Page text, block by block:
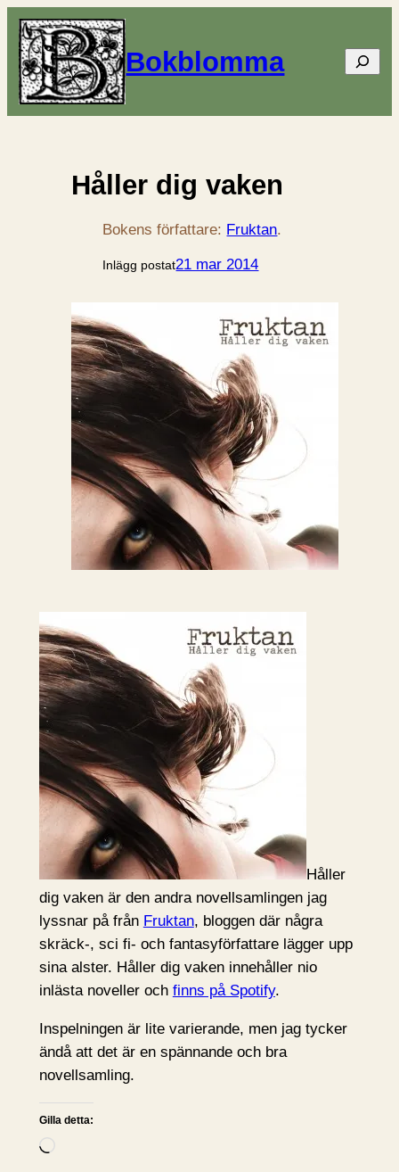
Bokblomma Sök
Håller dig vaken
Bokens författare: Fruktan.
Inlägg postat21 mar 2014
Håller
dig vaken är den andra novellsamlingen jag
lyssnar på från Fruktan, bloggen där några
skräck-, sci fi- och fantasyförfattare lägger upp
sina alster. Håller dig vaken innehåller nio
inlästa noveller och finns på Spotify.
Inspelningen är lite varierande, men jag tycker
ändå att det är en spännande och bra
novellsamling.
Gilla detta:
L